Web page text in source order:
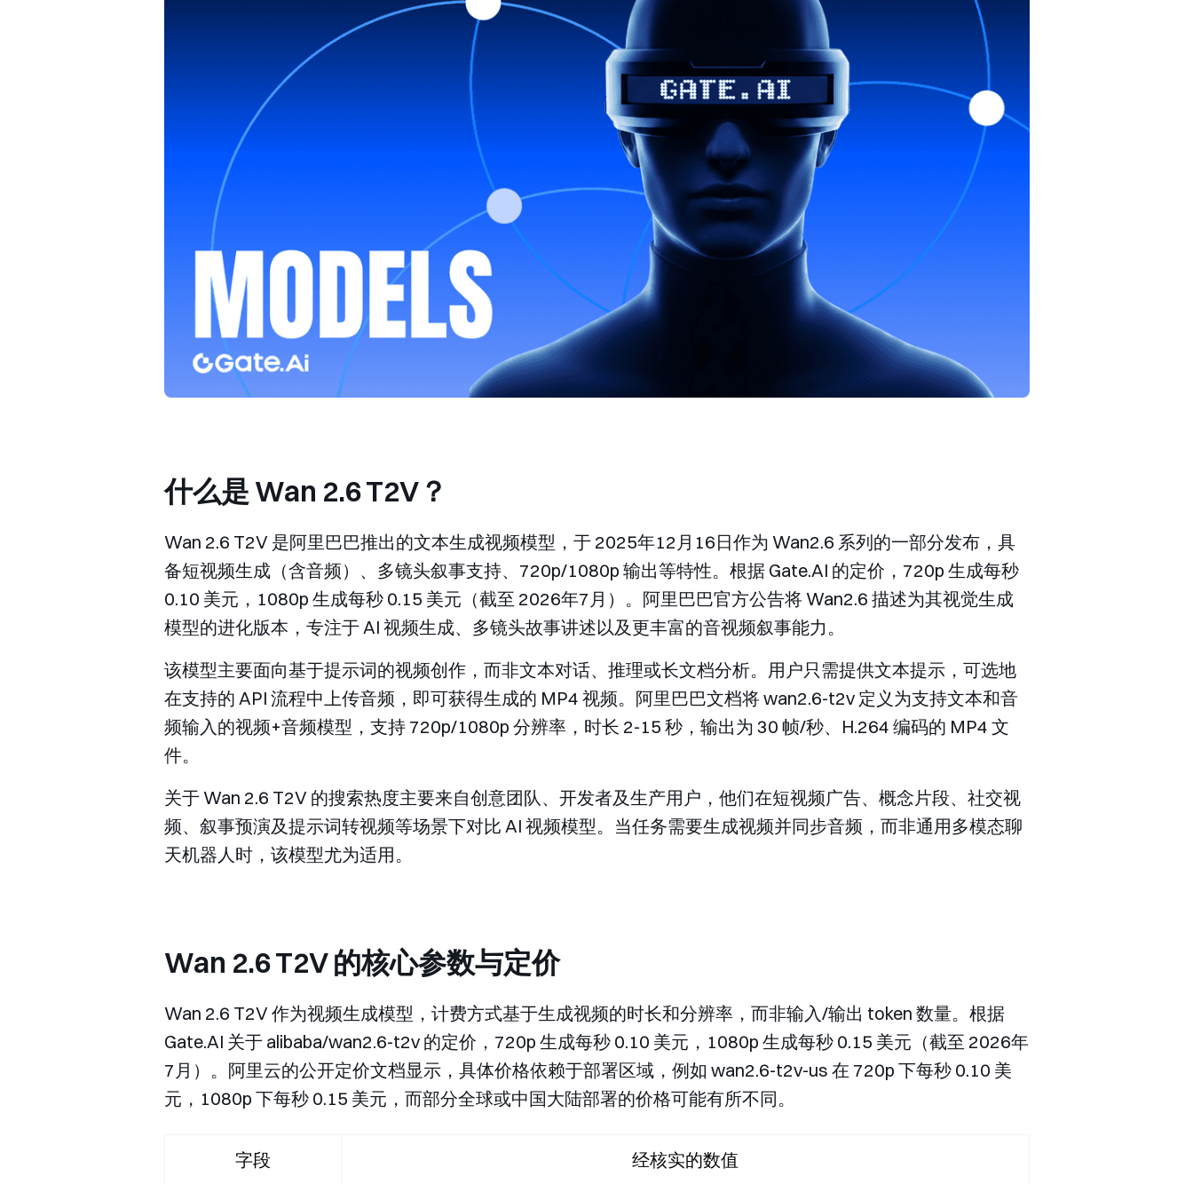
什么是 Wan 2.6 T2V？
Wan 2.6 T2V 是阿里巴巴推出的文本生成视频模型，于 2025年12月16日作为 Wan2.6 系列的一部分发布，具
备短视频生成（含音频）、多镜头叙事支持、720p/1080p 输出等特性。根据 Gate.AI 的定价，720p 生成每秒
0.10 美元，1080p 生成每秒 0.15 美元（截至 2026年7月）。阿里巴巴官方公告将 Wan2.6 描述为其视觉生成
模型的进化版本，专注于 AI 视频生成、多镜头故事讲述以及更丰富的音视频叙事能力。
该模型主要面向基于提示词的视频创作，而非文本对话、推理或长文档分析。用户只需提供文本提示，可选地
在支持的 API 流程中上传音频，即可获得生成的 MP4 视频。阿里巴巴文档将 wan2.6-t2v定义为支持文本和音
频输入的视频+音频模型，支持 720p/1080p 分辨率，时长 2-15 秒，输出为 30 帧/秒、H.264 编码的 MP4 文
件。
关于 Wan 2.6 T2V 的搜索热度主要来自创意团队、开发者及生产用户，他们在短视频广告、概念片段、社交视
频、叙事预演及提示词转视频等场景下对比 AI 视频模型。当任务需要生成视频并同步音频，而非通用多模态聊
天机器人时，该模型尤为适用。
Wan 2.6 T2V 的核心参数与定价
Wan 2.6 T2V 作为视频生成模型，计费方式基于生成视频的时长和分辨率，而非输入/输出 token 数量。根据
Gate.AI 关于 alibaba/wan2.6-t2v的定价，720p 生成每秒 0.10 美元，1080p 生成每秒 0.15 美元（截至 2026年
7月）。阿里云的公开定价文档显示，具体价格依赖于部署区域，例如 wan2.6-t2v-us 在 720p 下每秒 0.10 美
元，1080p 下每秒 0.15 美元，而部分全球或中国大陆部署的价格可能有所不同。
字段 经核实的数值